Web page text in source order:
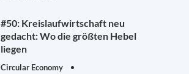
#50: Kreislaufwirtschaft neu
gedacht: Wo die größten Hebel
liegen
Circular Economy